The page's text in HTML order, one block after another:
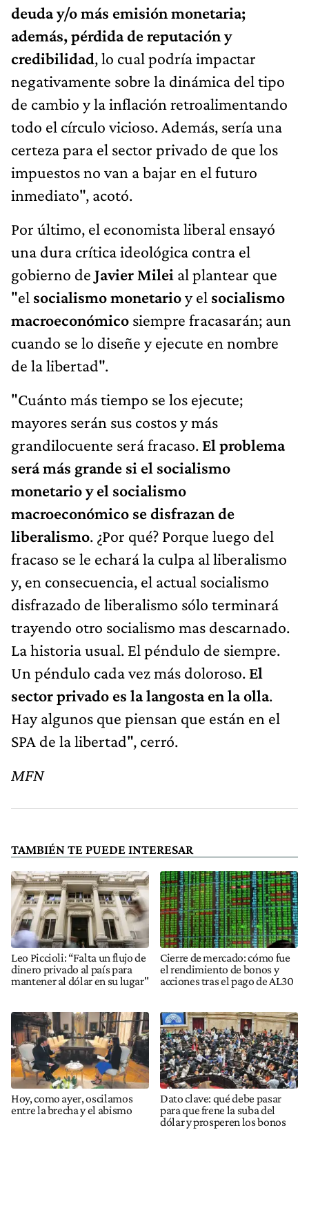
deuda y/o más emisión monetaria;
además, pérdida de reputación y
credibilidad, lo cual podría impactar
negativamente sobre la dinámica del tipo
de cambio y la inflación retroalimentando
todo el círculo vicioso. Además, sería una
certeza para el sector privado de que los
impuestos no van a bajar en el futuro
inmediato", acotó.
Por último, el economista liberal ensayó
una dura crítica ideológica contra el
gobierno de Javier Milei al plantear que
"el socialismo monetarioy el socialismo
macroeconómico siempre fracasarán; aun
cuando se lo diseñe y ejecute en nombre
de la libertad".
"Cuánto más tiempo se los ejecute;
mayores serán sus costos y más
grandilocuente será fracaso. El problema
será más grande si el socialismo
monetario y el socialismo
macroeconómico se disfrazan de
liberalismo. ¿Por qué? Porque luego del
fracaso se le echará la culpa al liberalismo
y, en consecuencia, el actual socialismo
disfrazado de liberalismo sólo terminará
trayendo otro socialismo mas descarnado.
La historia usual. El péndulo de siempre.
Un péndulo cada vez más doloroso. El
sector privado es la langosta en la olla.
Hay algunos que piensan que están en el
SPA de la libertad", cerró.
MFN
TAMBIÉN TE PUEDE INTERESAR
Leo Piccioli: “Falta un flujo de
dinero privado al país para
mantener al dólar en su lugar"
Cierre de mercado: cómo fue
el rendimiento de bonos y
acciones tras el pago de AL30
Hoy, como ayer, oscilamos
entre la brecha y el abismo
Dato clave: qué debe pasar
para que frene la suba del
dólar y prosperen los bonos